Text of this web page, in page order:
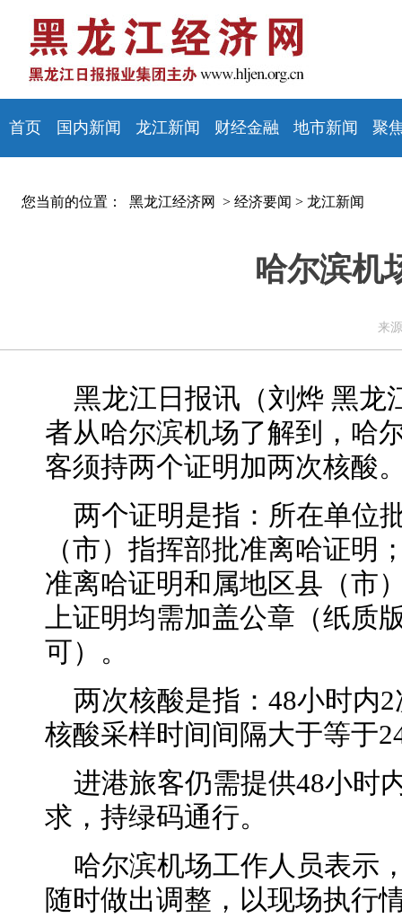
首页 国内新闻 龙江新闻 财经金融 地市新闻 聚
您当前的位置： 黑龙江经济网 > 经济要闻 > 龙江新闻
哈尔滨机
来
黑龙江日报讯（刘烨 黑龙
者从哈尔滨机场了解到，哈
客须持两个证明加两次核酸
两个证明是指：所在单位
（市）指挥部批准离哈证明
准离哈证明和属地区县（市
上证明均需加盖公章（纸质
可）。
两次核酸是指：48小时内
核酸采样时间间隔大于等于
进港旅客仍需提供48小时
求，持绿码通行。
哈尔滨机场工作人员表示
随时做出调整，以现场执行